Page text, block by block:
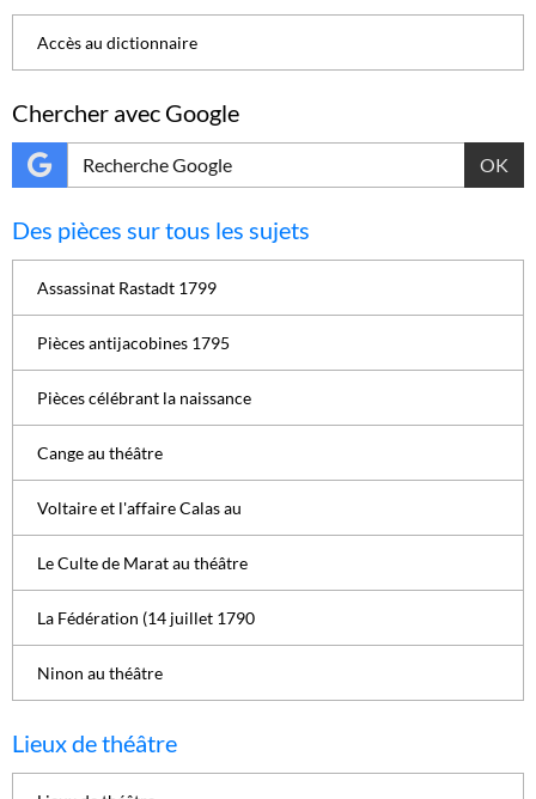
Accès au dictionnaire
Chercher avec Google
OK
Des pièces sur tous les sujets
Assassinat Rastadt 1799
Pièces antijacobines 1795
Pièces célébrant la naissance
Cange au théâtre
Voltaire et l'affaire Calas au
Le Culte de Marat au théâtre
La Fédération (14 juillet 1790
Ninon au théâtre
Lieux de théâtre